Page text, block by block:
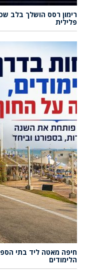
רימון רסס הושלך בלב
פלילית
חיפה מאטה ליד בתי
הלימודים